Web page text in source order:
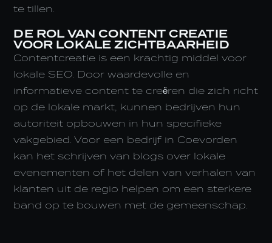
te tillen.
DE ROL VAN CONTENT CREATIE
VOOR LOKALE ZICHTBAARHEID
Contentcreatie is een krachtig middel voor
lokale SEO. Door waardevolle en
informatieve content te creëren die zich richt
op de lokale markt, kunnen bedrijven hun
autoriteit opbouwen in hun specifieke
vakgebied. Voor een bedrijf in Coevorden
kan het schrijven van blogs over lokale
evenementen of het delen van verhalen van
klanten uit de regio helpen om een sterkere
band op te bouwen met de gemeenschap.